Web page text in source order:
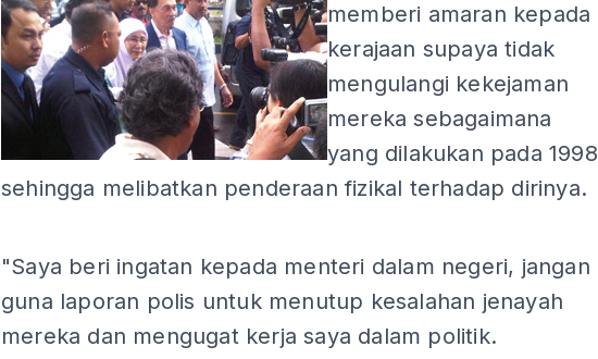
memberi amaran kepada
kerajaan supaya tidak
mengulangi kekejaman
mereka sebagaimana
yang dilakukan pada 1998
sehingga melibatkan penderaan fizikal terhadap dirinya.
"Saya beri ingatan kepada menteri dalam negeri, jangan
guna laporan polis untuk menutup kesalahan jenayah
mereka dan mengugat kerja saya dalam politik.